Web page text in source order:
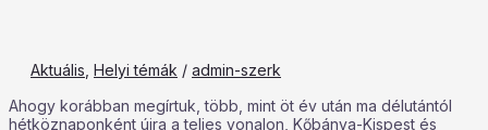
Aktuális Helyi témák / admin-szerk
Ahogy korábban megírtuk, több, mint öt év után ma délutántól
hétköznaponként újra a teljes vonalon, Kőbánya-Kispest és